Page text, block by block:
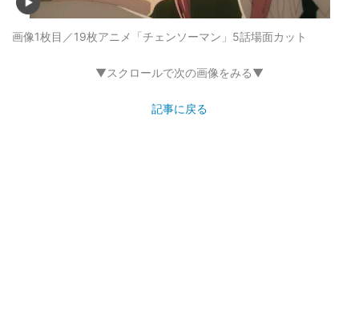
画像1枚目／19枚アニメ「チェンソーマン」5話場面カット
▼スクロールで次の画像をみる▼
記事に戻る